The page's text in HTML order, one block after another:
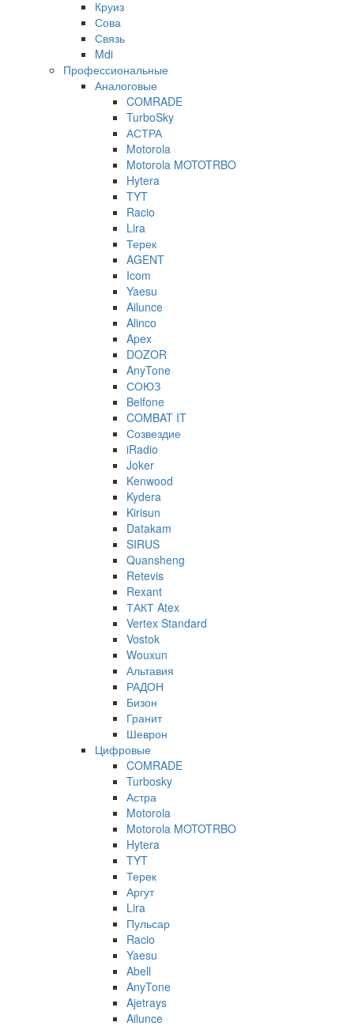
Круиз
Сова
Связь
Mdi
Профессиональные
Аналоговые
COMRADE
TurboSky
АСТРА
Motorola
Motorola MOTOTRBO
Hytera
TYT
Racio
Lira
Терек
AGENT
Icom
Yaesu
Ailunce
Alinco
Apex
DOZOR
AnyTone
СОЮЗ
Belfone
COMBAT IT
Созвездие
iRadio
Joker
Kenwood
Kydera
Kirisun
Datakam
SIRUS
Quansheng
Retevis
Rexant
ТАКТ Atex
Vertex Standard
Vostok
Wouxun
Альтавия
РАДОН
Бизон
Гранит
Шеврон
Цифровые
COMRADE
Turbosky
Астра
Motorola
Motorola MOTOTRBO
Hytera
TYT
Терек
Аргут
Lira
Пульсар
Racio
Yaesu
Abell
AnyTone
Ajetrays
Ailunce